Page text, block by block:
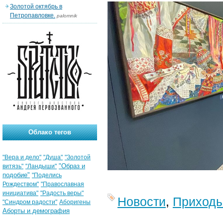
Новости,
Золотой октябрь в
Петропавловке. palomnik
Облако тегов
"Вера и дело" "Душа" "Золотой
витязь" "Ландыши" "Образ и
подобие" "Поделись
Рождеством" "Православная
инициатива" "Радость веры"
"Синдром радости" Аборигены
Аборты и демография